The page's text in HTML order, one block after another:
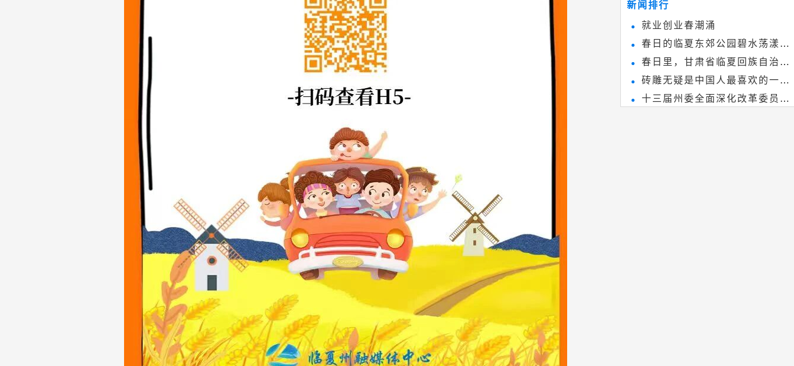
为中国建筑史上彰品东方美不可磨
灭的一笔。一方青砖里不仅藏着广
新闻排行
就业创业春潮涌
春日的临夏东郊公园碧水荡漾、
春花烂漫
春日里，甘肃省临夏回族自治州
境内的刘家峡大桥，壮观美丽!
砖雕无疑是中国人最喜欢的一种
雕刻艺术，它不仅是民间实用美术
十三届州委全面深化改革委员会